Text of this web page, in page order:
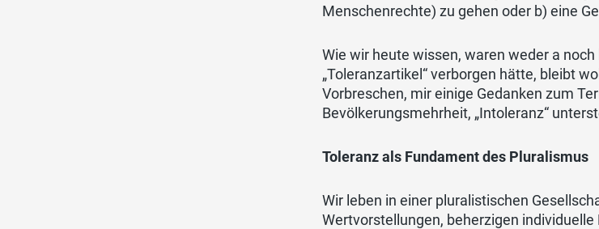
Menschenrechte) zu gehen oder b) eine
Wie wir heute wissen, waren weder a
„Toleranzartikel“ verborgen hätte, bleibt
Vorbreschen, mir einige Gedanken zum
Bevölkerungsmehrheit, „Intoleranz“
Toleranz als Fundament des Pluralismus
Wir leben in einer pluralistischen
Wertvorstellungen, beherzigen